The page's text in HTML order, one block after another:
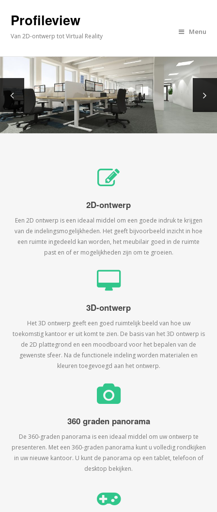
Profileview
Van 2D-ontwerp tot Virtual Reality
Menu
2D-ontwerp
Een 2D ontwerp is een ideaal middel om een goede indruk te krijgen
van de indelingsmogelijkheden. Het geeft bijvoorbeeld inzicht in hoe
een ruimte ingedeeld kan worden, het meubilair goed in de ruimte
past en of er mogelijkheden zijn om te groeien.
3D-ontwerp
Het 3D ontwerp geeft een goed ruimtelijk beeld van hoe uw
toekomstig kantoor er uit komt te zien. De basis van het 3D ontwerp is
de 2D plattegrond en een moodboard voor het bepalen van de
gewenste sfeer. Na de functionele indeling worden materialen en
kleuren toegevoegd aan het ontwerp.
360 graden panorama
De 360-graden panorama is een ideaal middel om uw ontwerp te
presenteren. Met een 360-graden panorama kunt u volledig rondkijken
in uw nieuwe kantoor. U kunt de panorama op een tablet, telefoon of
desktop bekijken.